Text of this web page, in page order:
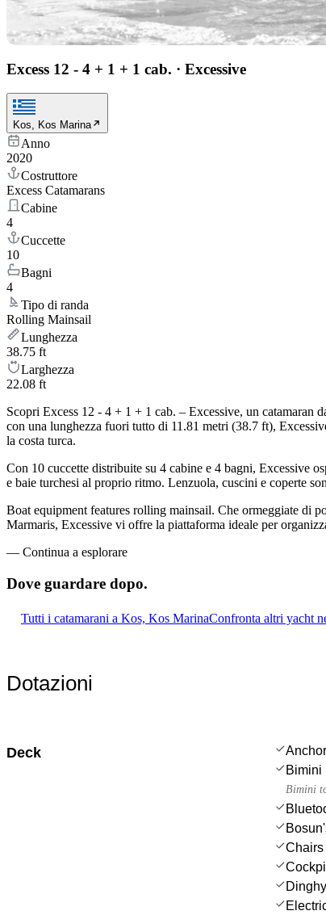
Excess 12 - 4 + 1 + 1 cab. · Excessive
Kos, Kos Marina
Anno
2020
Costruttore
Excess Catamarans
Cabine
4
Cuccette
10
Bagni
4
Tipo di randa
Rolling Mainsail
Lunghezza
38.75 ft
Larghezza
22.08 ft
Scopri Excess 12 - 4 + 1 + 1 cab. – Excessive, un
con una lunghezza fuori tutto di 11.81 metri (38.7 ft),
la costa turca.
Con 10 cuccette distribuite su 4 cabine e 4 bagni, Excessive
e baie turchesi al proprio ritmo. Lenzuola, cuscini e coperte
Boat equipment features rolling mainsail. Che ormeggiate di
Marmaris, Excessive vi offre la piattaforma ideale per
— Continua a esplorare
Dove guardare dopo.
Tutti i catamarani a Kos, Kos MarinaConfronta altri yacht
Dotazioni
Deck
Bimini
Bimini
Chairs
Dinghy